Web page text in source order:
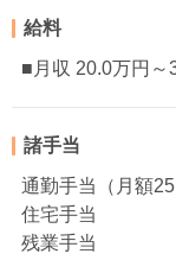
給料
■月収 20.0万円～
諸手当
通勤手当（月額
住宅手当
残業手当